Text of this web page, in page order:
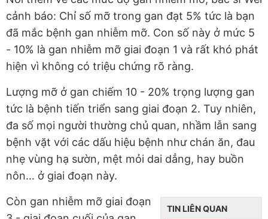
cảnh báo: Chỉ số mỡ trong gan đạt 5% tức là bạn
đã mắc bệnh gan nhiễm mỡ. Con số này ở mức 5
- 10% là gan nhiễm mỡ giai đoạn 1 và rất khó phát
hiện vì không có triệu chứng rõ ràng.
Lượng mỡ ở gan chiếm 10 - 20% trọng lượng gan
tức là bệnh tiến triển sang giai đoạn 2. Tuy nhiên,
đa số mọi người thường chủ quan, nhầm lẫn sang
bệnh vặt với các dấu hiệu bệnh như chán ăn, đau
nhẹ vùng hạ sườn, mệt mỏi dai dẳng, hay buồn
nôn… ở giai đoạn này.
TIN LIÊN QUAN
Còn gan nhiễm mỡ giai đoạn